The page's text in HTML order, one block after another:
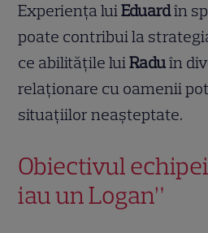
Experiența luiEduardîn
poate contribui la
ce abilitățile luiRaduîn
relaționare cu oamenii
situațiilor neașteptate.
Obiectivul
iau un Logan”